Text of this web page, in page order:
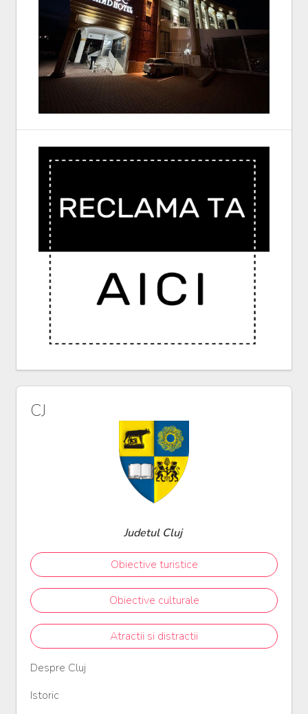
CJ
Judetul Cluj
Obiective turistice
Obiective culturale
Atractii si distractii
Despre Cluj
Istoric